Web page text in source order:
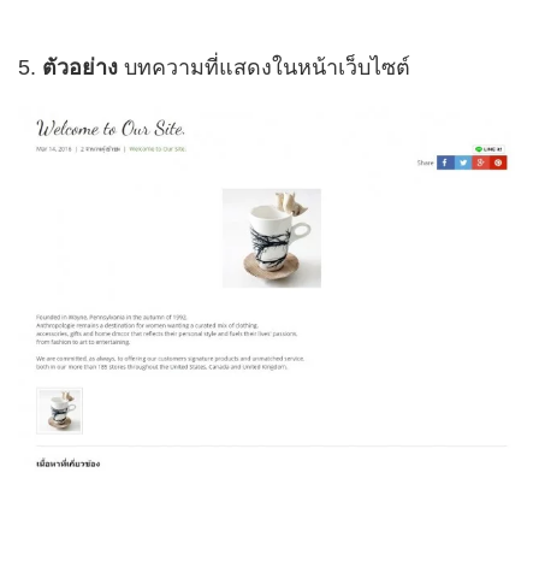
5. ตัวอย่าง บทความที่แสดงในหน้าเว็บไซต์